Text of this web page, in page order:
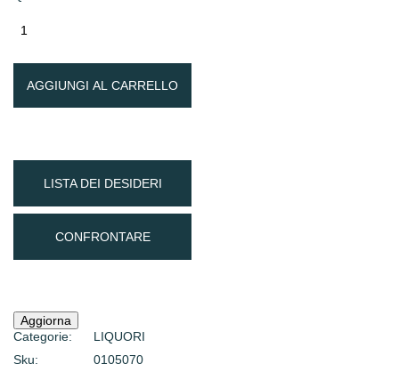
AGGIUNGI AL CARRELLO
LISTA DEI DESIDERI
CONFRONTARE
Categorie:
LIQUORI
Sku:
0105070